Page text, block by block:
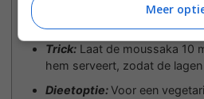
Voeg een snufje kaneel
Trick:Laat de moussaka 10
hem serveert, zodat de
Dieetoptie: Voor een
Meer